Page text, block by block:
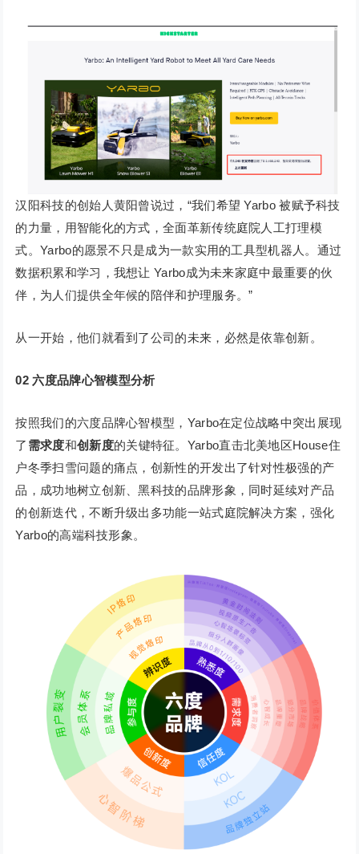
汉阳科技的创始人黄阳曾说过，“我们希望 Yarbo 被赋予科技
的力量，用智能化的方式，全面革新传统庭院人工打理模
式。Yarbo的愿景不只是成为一款实用的工具型机器人。通过
数据积累和学习，我想让 Yarbo成为未来家庭中最重要的伙
伴，为人们提供全年候的陪伴和护理服务。”
从一开始，他们就看到了公司的未来，必然是依靠创新。
02 六度品牌心智模型分析
按照我们的六度品牌心智模型，Yarbo在定位战略中突出展现
了 需求度和创新度的关键特征。Yarbo直击北美地区House住
户冬季扫雪问题的痛点，创新性的开发出了针对性极强的产
品，成功地树立创新、黑科技的品牌形象，同时延续对产品
的创新迭代，不断升级出多功能一站式庭院解决方案，强化
Yarbo的高端科技形象。